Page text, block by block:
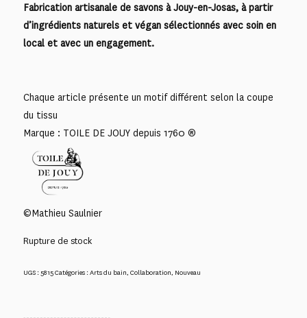
Fabrication artisanale de savons à Jouy-en-Josas, à partir
d’ingrédients naturels et végan sélectionnés avec soin en
local et avec un engagement.
Chaque article présente un motif différent selon la coupe
du tissu
Marque : TOILE DE JOUY depuis 1760 ®
©Mathieu Saulnier
Rupture de stock
UGS : 5815Catégories :Arts du bain, Collaboration, Nouveau